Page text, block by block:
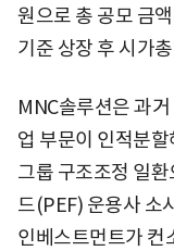
원으로 총 공모 금
기준 상장 후 시가
MNC솔루션은 과
업 부문이 인적분
그룹 구조조정 일
드(PEF) 운용사 소
인베스트먼트가 컨